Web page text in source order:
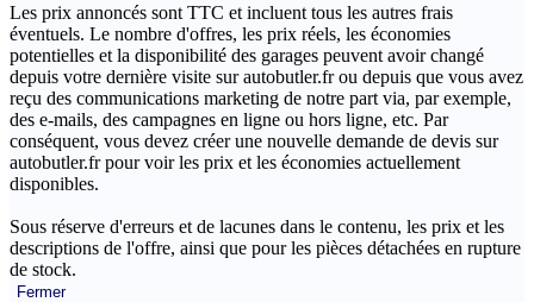
Les prix annoncés sont TTC et incluent tous les autres frais
éventuels. Le nombre d'offres, les prix réels, les économies
potentielles et la disponibilité des garages peuvent avoir changé
depuis votre dernière visite sur autobutler.fr ou depuis que vous avez
reçu des communications marketing de notre part via, par exemple,
des e-mails, des campagnes en ligne ou hors ligne, etc. Par
conséquent, vous devez créer une nouvelle demande de devis sur
autobutler.fr pour voir les prix et les économies actuellement
disponibles.
Sous réserve d'erreurs et de lacunes dans le contenu, les prix et les
descriptions de l'offre, ainsi que pour les pièces détachées en rupture
de stock.
Fermer